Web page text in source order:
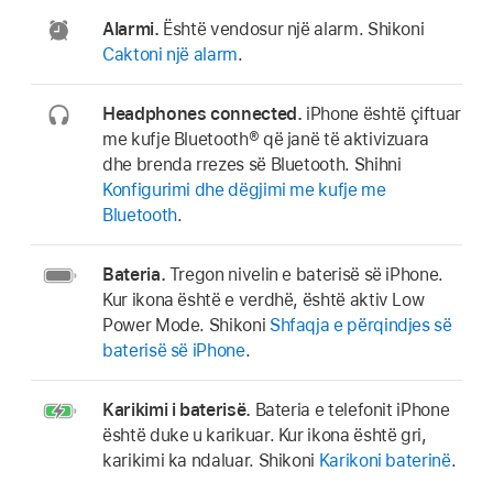
Alarmi. Është vendosur një alarm. Shikoni
Caktoni një alarm.
Headphones connected. iPhone është çiftuar
me kufje Bluetooth® që janë të aktivizuara
dhe brenda rrezes së Bluetooth. Shihni
Konfigurimi dhe dëgjimi me kufje me
Bluetooth.
Bateria. Tregon nivelin e baterisë së iPhone.
Kur ikona është e verdhë, është aktiv Low
Power Mode. Shikoni Shfaqja e përqindjes së
baterisë së iPhone.
Karikimi i baterisë. Bateria e telefonit iPhone
është duke u karikuar. Kur ikona është gri,
karikimi ka ndaluar. Shikoni Karikoni baterinë.